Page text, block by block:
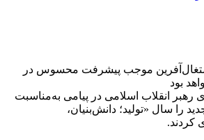
رهبر انقلاب اسلامی در پیامی به‌مناسبت
سال جدید را سال «تولید؛ دانش‌بنیان،
کردند.